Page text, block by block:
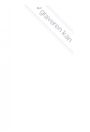
✓graveren kan